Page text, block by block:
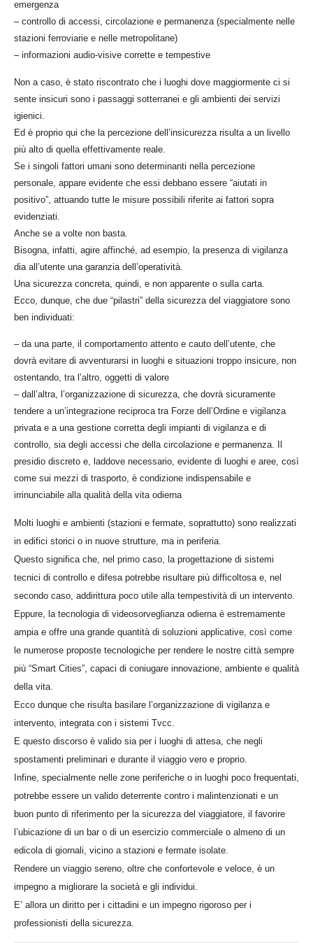
emergenza
– controllo di accessi, circolazione e permanenza (specialmente nelle
stazioni ferroviarie e nelle metropolitane)
– informazioni audio-visive corrette e tempestive
Non a caso, è stato riscontrato che i luoghi dove maggiormente ci si
sente insicuri sono i passaggi sotterranei e gli ambienti dei servizi
igienici.
Ed è proprio qui che la percezione dell’insicurezza risulta a un livello
più alto di quella effettivamente reale.
Se i singoli fattori umani sono determinanti nella percezione
personale, appare evidente che essi debbano essere “aiutati in
positivo”, attuando tutte le misure possibili riferite ai fattori sopra
evidenziati.
Anche se a volte non basta.
Bisogna, infatti, agire affinché, ad esempio, la presenza di vigilanza
dia all’utente una garanzia dell’operatività.
Una sicurezza concreta, quindi, e non apparente o sulla carta.
Ecco, dunque, che due “pilastri” della sicurezza del viaggiatore sono
ben individuati:
– da una parte, il comportamento attento e cauto dell’utente, che
dovrà evitare di avventurarsi in luoghi e situazioni troppo insicure, non
ostentando, tra l’altro, oggetti di valore
– dall’altra, l’organizzazione di sicurezza, che dovrà sicuramente
tendere a un’integrazione reciproca tra Forze dell’Ordine e vigilanza
privata e a una gestione corretta degli impianti di vigilanza e di
controllo, sia degli accessi che della circolazione e permanenza. Il
presidio discreto e, laddove necessario, evidente di luoghi e aree, così
come sui mezzi di trasporto, è condizione indispensabile e
irrinunciabile alla qualità della vita odierna
Molti luoghi e ambienti (stazioni e fermate, soprattutto) sono realizzati
in edifici storici o in nuove strutture, ma in periferia.
Questo significa che, nel primo caso, la progettazione di sistemi
tecnici di controllo e difesa potrebbe risultare più difficoltosa e, nel
secondo caso, addirittura poco utile alla tempestività di un intervento.
Eppure, la tecnologia di videosorveglianza odierna è estremamente
ampia e offre una grande quantità di soluzioni applicative, così come
le numerose proposte tecnologiche per rendere le nostre città sempre
più “Smart Cities”, capaci di coniugare innovazione, ambiente e qualità
della vita.
Ecco dunque che risulta basilare l’organizzazione di vigilanza e
intervento, integrata con i sistemi Tvcc.
E questo discorso è valido sia per i luoghi di attesa, che negli
spostamenti preliminari e durante il viaggio vero e proprio.
Infine, specialmente nelle zone periferiche o in luoghi poco frequentati,
potrebbe essere un valido deterrente contro i malintenzionati e un
buon punto di riferimento per la sicurezza del viaggiatore, il favorire
l’ubicazione di un bar o di un esercizio commerciale o almeno di un
edicola di giornali, vicino a stazioni e fermate isolate.
Rendere un viaggio sereno, oltre che confortevole e veloce, è un
impegno a migliorare la società e gli individui.
E’ allora un diritto per i cittadini e un impegno rigoroso per i
professionisti della sicurezza.